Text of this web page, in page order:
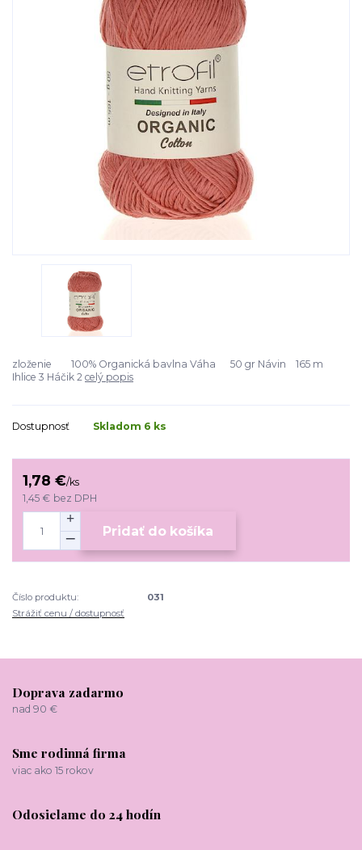
zloženie 100% Organická bavlna Váha 50 gr Návin 165 m
Ihlice 3 Háčik 2 celý popis
Dostupnosť Skladom 6 ks
1,78 €/ks
1,45 € bez DPH
Pridať do košíka
Číslo produktu:
031
Strážiť cenu / dostupnosť
Doprava zadarmo
nad 90 €
Sme rodinná firma
viac ako 15 rokov
Odosielame do 24 hodín